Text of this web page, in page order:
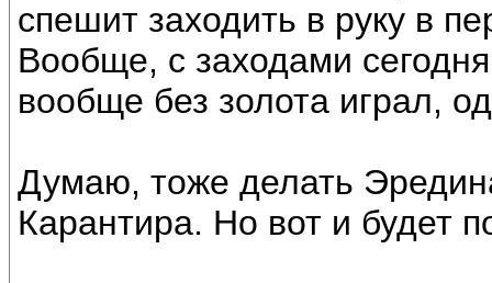
спешит заходить в руку в
Вообще, с заходами
вообще без золота играл,
Думаю, тоже делать
Карантира. Но вот и будет